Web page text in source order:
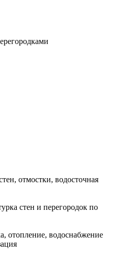
отмостки, водосточная
стен и перегородок по
отопление, водоснабжение